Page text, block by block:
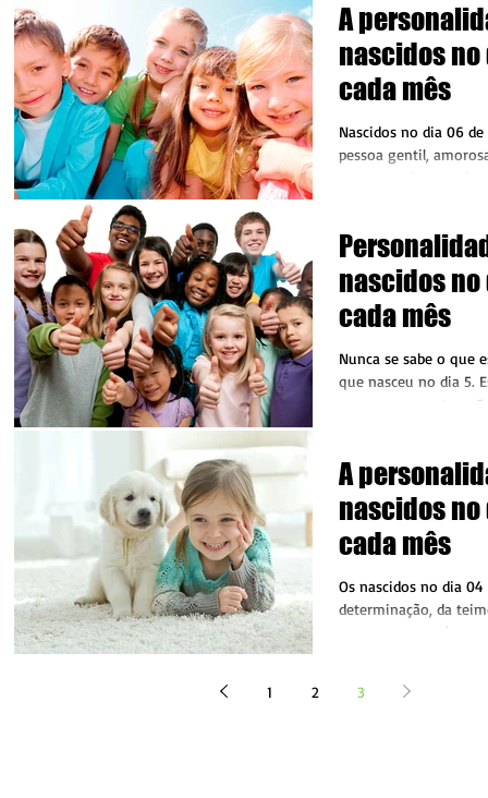
A
nascidos no
cada mês
Nascidos no dia 06
pessoa gentil,
nascidos no
cada mês
Nunca se sabe o que
que nasceu no dia 5. Está sempre pronta para
uma nova aventura.
A
nascidos no
cada mês
Os nascidos no dia
determinação, da
perseverança até a
1
2 3